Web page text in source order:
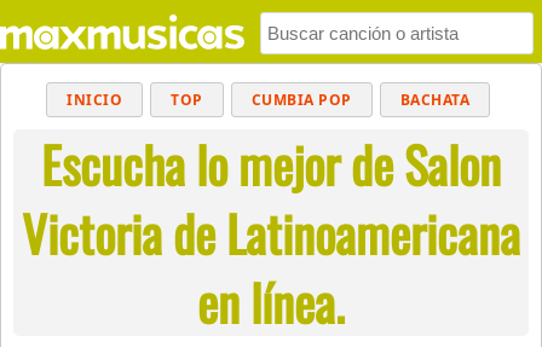
INICIO TOP CUMBIA POP BACHATA
MUSICA CRISTIANA REGGAETON
BALADAS ALTERNATIVO ELECTRÓNICA
CUMBIAS
Escucha lo mejor de Salon
Victoria de Latinoamericana
en línea.